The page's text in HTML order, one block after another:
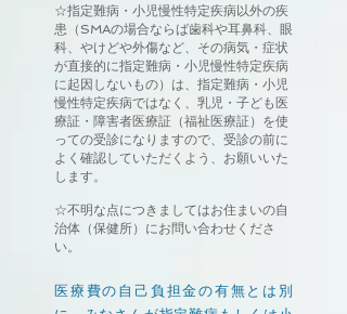
☆指定難病・小児慢性特定疾病以外の疾
患（SMAの場合ならば歯科や耳鼻科、眼
科、やけどや外傷など、その病気・症状
が直接的に指定難病・小児慢性特定疾病
に起因しないもの）は、指定難病・小児
慢性特定疾病ではなく、乳児・子ども医
療証・障害者医療証（福祉医療証）を使
っての受診になりますので、受診の前に
よく確認していただくよう、お願いいた
します。
☆不明な点につきましてはお住まいの自
治体（保健所）にお問い合わせくださ
い。
医療費の自己負担金の有無とは別